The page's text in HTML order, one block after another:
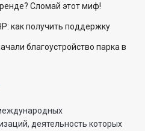
Сломай этот миф!
как получить поддержку
благоустройство парка в
деятельность которых